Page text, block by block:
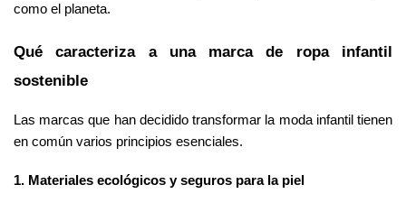
como el planeta.
Qué caracteriza a una marca de ropa infantil
sostenible
Las marcas que han decidido transformar la moda infantil tienen
en común varios principios esenciales.
1. Materiales ecológicos y seguros para la piel